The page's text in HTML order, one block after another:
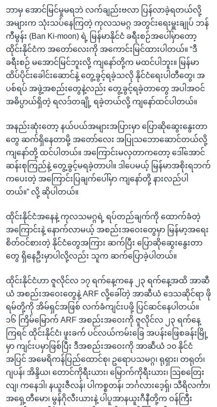
ဘာမှ အောင်မြင်မှုမရဘဲ လက်ချည်းဗလာ ပြန်လာခဲ့ရတယ်လို့
အများက သုံးသပ်နေကြတဲ့ ကုလသမဂ္ဂ အတွင်းရေးမှူးချုပ် ဘန်
ကီမွန်း (Ban Ki-moon) ရဲ့ မြန်မာနိုင်ငံ ခရီးစဉ်အပေါ်မှာတော့
ထိုင်းနိုင်ငံက အတော်လေးကို အကောင်းမြင်ထားပါတယ်။ “ဒီ
ခရီးစဉ် မအောင်မြင်ဘူးလို့ ကျနော်တို့က မထင်ပါဘူး။ မြန်မာ
ထိပ်ပိုင်းခေါင်းဆောင်နဲ့ တွေ့ခွင့်ရခဲ့သလို နိုင်ငံရေးပါတီတွေ၊ အ
ပစ်ရပ် အဖွဲ့အစည်းတွေနဲ့လည်း တွေ့ခွင့်ရခဲ့တာတွေ အပါအဝင်
အဓိပ္ပာယ်ရှိတဲ့ ရလဒ်တချို့ ရခဲ့တယ်လို့ ကျနော်ထင်ပါတယ်။
အနည်းဆုံးတော့ နယ်ပယ်အများအပြားမှာ ပြောဆိုဆွေးနွေးတာ
တွေ ဆက်ရှိနေတာမို့ အတော်လေး အပြုသဘောဆောင်တယ်လို့
ကျနော်တို့ ထင်ပါတယ်။ အကြောင်းမလှတာကတော့ ဒေါ်အောင်
ဆန်းစုကြည်နဲ့ တွေ့ခွင့်မရခဲ့တာပါ။ ဒါပေမယ့် မြန်မာအစိုးရဘက်
ကပေးတဲ့ အကြောင်းပြချက်ပေါ်မှာ ကျနော်တို့ နားလည်ပါ
တယ်။” လို့ ဆိုပါတယ်။
ထိုင်းနိုင်ငံအနေနဲ့ ကုလသမဂ္ဂရဲ့ ရပ်တည်ချက်ကို ထောက်ခံတဲ့
အကြောင်းနဲ့ နောက်လာမယ့် အစည်းအဝေးတွေမှာ မြန်မာ့အရေး
စိတ်ဝင်စားတဲ့ နိုင်ငံတွေအကြား ဆက်ပြီး ပြောဆိုဆွေးနွေးတာ
တွေ ရှိနေဦးမှာပါလို့လည်း သူက ဆက်ပြောခဲ့ပါတယ်။
ထိုင်းနိုင်ငံဟာ ဇူလိုင်လ ၁၇ ရက်နေ့ကနေ ၂၃ ရက်နေ့အထိ အာဆီ
ယံ အစည်းအဝေးတွေနဲ့ ARF လို့ခေါ်တဲ့ အာဆီယံ ဒေသဆိုင်ရာ ဖို
ရမ်တို့ကို အိမ်ရှင်အဖြစ် လက်ခံကျင်းပဖို့ ပြင်ဆင်နေပါတယ်။
၁၆ ကြိမ်မြောက် ARF အစည်းအဝေးကို ဇူလိုင်လ ၂၃ ရက်နေ့
ကြရင် ထိုင်းနိုင်ငံ၊ ဖူးခက် ပင်လယ်ကမ်းခြေ အပန်းဖြေစခန်းမြို့
မှာ ကျင်းပမှာဖြစ်ပြီး ဒီအစည်းအဝေးကို အာဆီယံ ၁၀ နိုင်ငံ
အပြင် အမေရိကန်ပြည်ထောင်စု၊ ဥရောပသမဂ္ဂ၊ ရုရှား၊ တရုတ်၊
ဂျပန်၊ အိန္ဒိယ၊ တောင်ကိုရီးယား၊ မြောက်ကိုရီးယား၊ သြစတြေး
လျ၊ ကနေဒါ၊ နယူးဇီလန်၊ ပါကစ္စတန်၊ ဘင်္ဂလားဒေ့ရှ်၊ သီရိလင်္ကာ၊
အရှေ့တီမော၊ မွန်ဂိုလီးယားနဲ့ ပါပူအာနယူးဂီနီတို့က ဝန်ကြီး